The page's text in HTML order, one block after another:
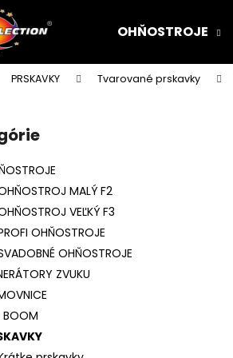
OHŇOSTROJE
PRSKAVKY Tvarované prskavky
MALÝ F2
VEĽKÝ F3
OHŇOSTROJE
OHŇOSTROJE
ZVUKU
BOOM